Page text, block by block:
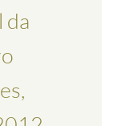
da